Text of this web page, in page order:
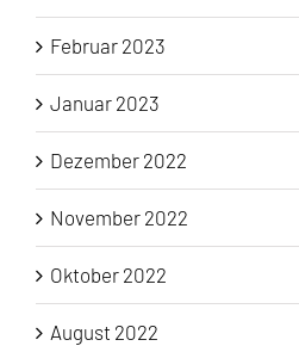
Februar 2023
Januar 2023
Dezember 2022
November 2022
Oktober 2022
August 2022